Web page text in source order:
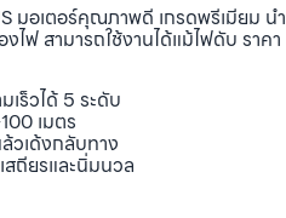
มอเตอร์คุณภาพดี เกรดพรีเมียม นำ
ไฟ สามารถใช้งานได้แม้ไฟดับ ราคา
ร็วได้ 5 ระดับ
เมตร
วเด้งกลับทาง
ถียรและนิ่มนวล